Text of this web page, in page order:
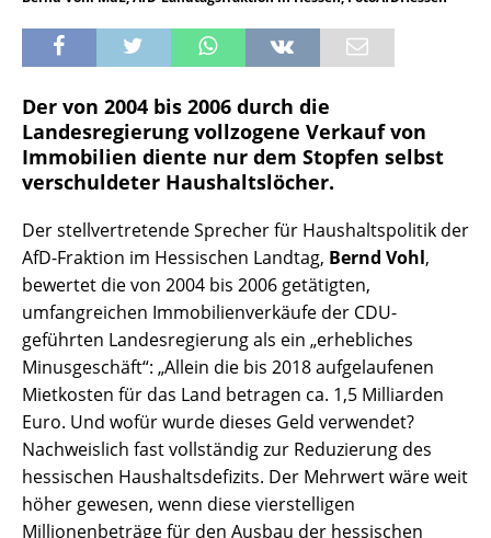
Der von 2004 bis 2006 durch die
Landesregierung vollzogene Verkauf von
Immobilien diente nur dem Stopfen selbst
verschuldeter Haushaltslöcher.
Der stellvertretende Sprecher für Haushaltspolitik der
AfD-Fraktion im Hessischen Landtag, Bernd Vohl,
bewertet die von 2004 bis 2006 getätigten,
umfangreichen Immobilienverkäufe der CDU-
geführten Landesregierung als ein „erhebliches
Minusgeschäft“: „Allein die bis 2018 aufgelaufenen
Mietkosten für das Land betragen ca. 1,5 Milliarden
Euro. Und wofür wurde dieses Geld verwendet?
Nachweislich fast vollständig zur Reduzierung des
hessischen Haushaltsdefizits. Der Mehrwert wäre weit
höher gewesen, wenn diese vierstelligen
Millionenbeträge für den Ausbau der hessischen